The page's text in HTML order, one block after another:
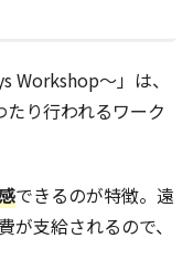
Workshop～」は、
り行われるワーク
できるのが特徴。遠
支給されるので、